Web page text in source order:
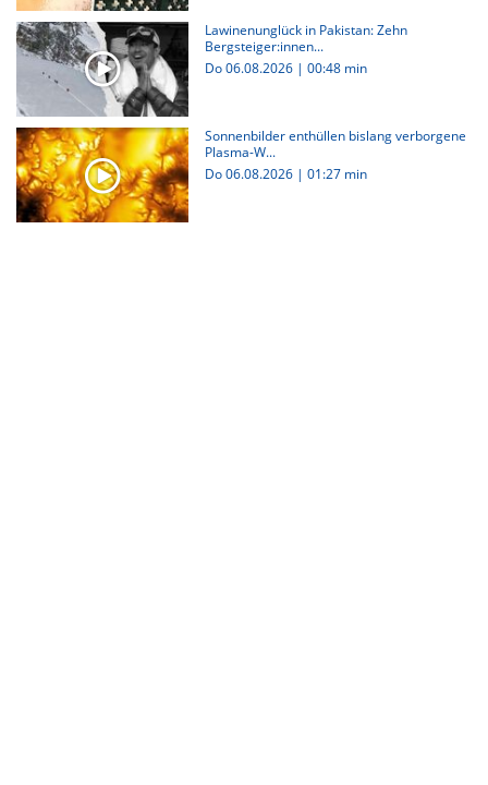
Lawinenunglück in Pakistan: Zehn
Bergsteiger:innen...
Do 06.08.2026 | 00:48 min
Sonnenbilder enthüllen bislang verborgene
Plasma-W...
Do 06.08.2026 | 01:27 min